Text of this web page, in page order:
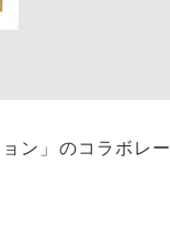
ン」のコラボレー